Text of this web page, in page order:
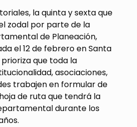
la quinta y sexta que
zodal por parte de la
de Planeación,
el 12 de febrero en Santa
que toda la
asociaciones,
trabajen en formular de
de ruta que tendrá la
durante los